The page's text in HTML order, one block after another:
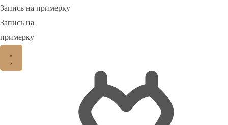
Запись на примерку
Запись на
примерку